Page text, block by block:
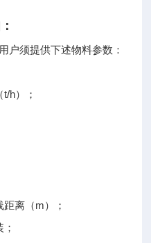
户须提供下述物料参数：
h）；
距离（m）；